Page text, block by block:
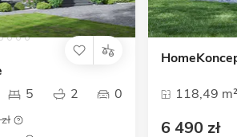
5 2 0 118,49 m²
6 490 zł